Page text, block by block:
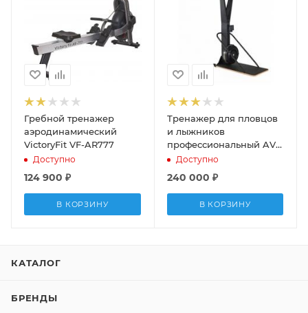
Гребной тренажер
аэродинамический
VictoryFit VF-AR777
Доступно
124 900 ₽
В КОРЗИНУ
Тренажер для пловцов
и лыжников
профессиональный AVM
ACTIVE SPORT
Доступно
240 000 ₽
В КОРЗИНУ
КАТАЛОГ
БРЕНДЫ